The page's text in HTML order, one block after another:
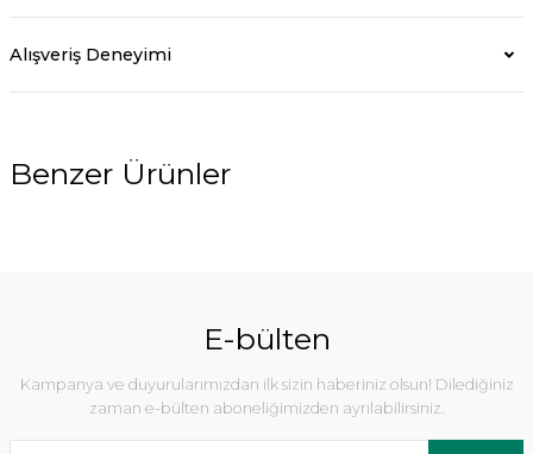
Alışveriş Deneyimi
Benzer Ürünler
E-bülten
Kampanya ve duyurularımızdan ilk sizin haberiniz olsun! Dilediğiniz
zaman e-bülten aboneliğimizden ayrılabilirsiniz.